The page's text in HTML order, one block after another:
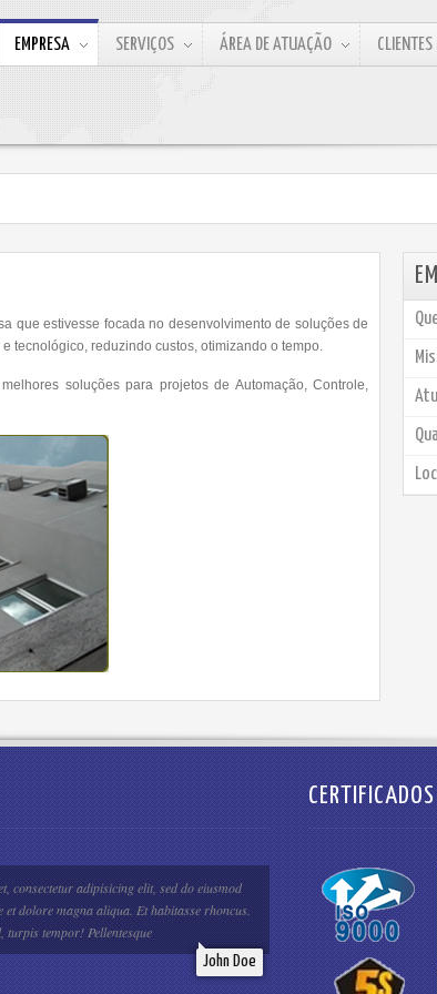
EMPRESA SERVIÇOS ÁREA DE ATUAÇÃO CLIENTES
que estivesse focada no desenvolvimento de soluções de
tecnológico, reduzindo custos, otimizando o tempo.
soluções para projetos de Automação, Controle,
consectetur adipisicing elit, sed do eiusmod
dolore magna aliqua. Et habitasse rhoncus.
turpis tempor! Pellentesque
John Doe
CERTIFICADOS